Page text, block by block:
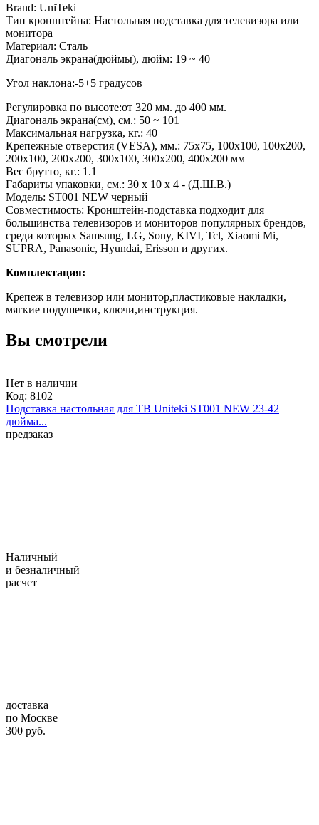
Brand: UniTeki
Тип кронштейна: Настольная подставка для телевизора или
монитора
Материал: Сталь
Диагональ экрана(дюймы), дюйм: 19 ~ 40
Угол наклона:-5+5 градусов
Регулировка по высоте:от 320 мм. до 400 мм.
Диагональ экрана(см), см.: 50 ~ 101
Максимальная нагрузка, кг.: 40
Крепежные отверстия (VESA), мм.: 75x75, 100x100, 100x200,
200x100, 200x200, 300x100, 300x200, 400x200 мм
Вес брутто, кг.: 1.1
Габариты упаковки, см.: 30 х 10 х 4 - (Д.Ш.В.)
Модель: ST001 NEW черный
Совместимость: Кронштейн-подставка подходит для
большинства телевизоров и мониторов популярных брендов,
среди которых Samsung, LG, Sony, KIVI, Tcl, Xiaomi Mi,
SUPRA, Panasonic, Hyundai, Erisson и других.
Комплектация:
Крепеж в телевизор или монитор,пластиковые накладки,
мягкие подушечки, ключи,инструкция.
Вы смотрели
Нет в наличии
Код: 8102
Подставка настольная для ТВ Uniteki ST001 NEW 23-42
дюйма...
предзаказ
Наличный
и безналичный
расчет
доставка
по Москве
300 руб.